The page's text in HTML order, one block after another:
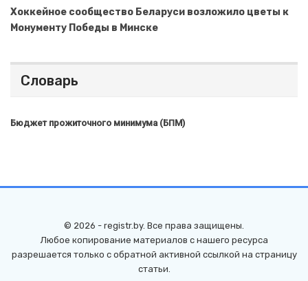
Хоккейное сообщество Беларуси возложило цветы к
Монументу Победы в Минске
Словарь
Бюджет прожиточного минимума (БПМ)
© 2026 - registr.by. Все права защищены.
Любое копирование материалов с нашего ресурса
разрешается только с обратной активной ссылкой на страницу
статьи.